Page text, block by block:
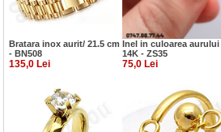
Bratara inox aurit/ 21.5 cm
- BN508
Inel in culoarea aurului
14K - ZS35
135,0 Lei 75,0 Lei